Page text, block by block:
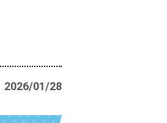
2026/01/28